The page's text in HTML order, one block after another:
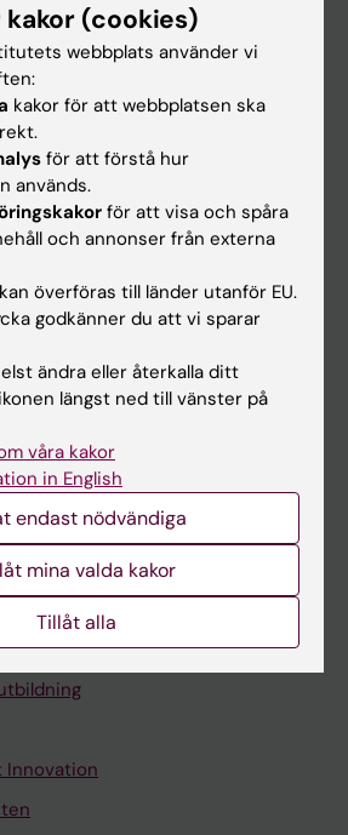
Innovation
(cookies)
webbplats använder vi
kakor för att webbplatsen ska
för att förstå hur
används.
för att visa och spåra
och annonser från externa
överföras till länder utanför EU.
godkänner du att vi sparar
ändra eller återkalla ditt
längst ned till vänster på
våra kakor
in English
endast nödvändiga
mina valda kakor
Tillåt alla